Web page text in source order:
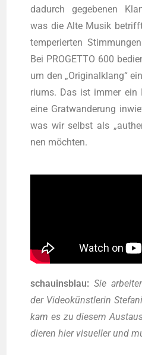
dadurch gege­be­nen
was die Alte Musik
tem­pe­rier­ten
Bei PROGETTO 600
um den „Ori­gi­nal­klang“
ri­ums. Das ist immer ein
eine Grat­wan­de­rung
was wir selbst als
nen möchten.
schau­ins­blau: Sie
der Video­künst­le­rin
kam es zu die­sem
die­ren hier visu­el­ler und